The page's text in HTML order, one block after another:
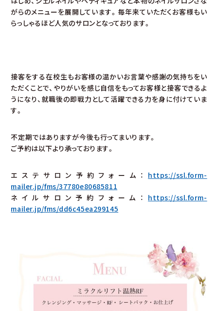
がらのメニューを展開しています。毎年来ていただくお客様もい
らっしゃるほど人気のサロンとなっております。
接客をする在校生もお客様の温かいお言葉や感謝の気持ちをい
ただくことで、やりがいを感じ自信をもってお客様と接客できるよ
うになり、就職後の即戦力として活躍できる力を身に付けていま
す。
不定期ではありますが今後も行ってまいります。
ご予約は以下より承っております。
エステサロン予約フォーム： https://ssl.form-
mailer.jp/fms/37780e80685811
ネイルサロン予約フォーム： https://ssl.form-
mailer.jp/fms/dd6c45ea299145